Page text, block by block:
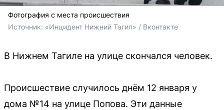
Фотография с места происшествия
Источник: «Инцидент Нижний Тагил» / Вконтакте
В Нижнем Тагиле на улице скончался человек.
Происшествие случилось днём 12 января у
дома №14 на улице Попова. Эти данные